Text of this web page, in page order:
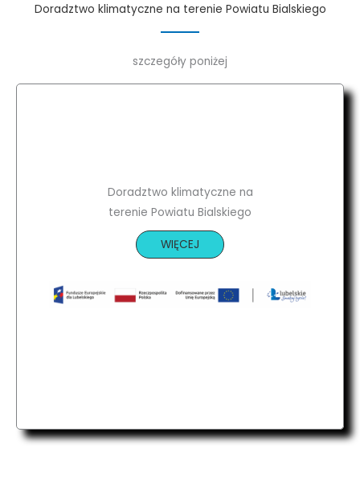
Doradztwo klimatyczne na terenie Powiatu Bialskiego
szczegóły poniżej
Doradztwo klimatyczne na
terenie Powiatu Bialskiego
WIĘCEJ